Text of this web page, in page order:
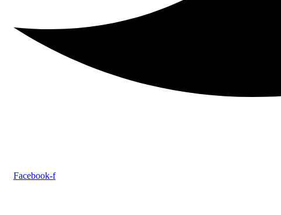
Facebook-f